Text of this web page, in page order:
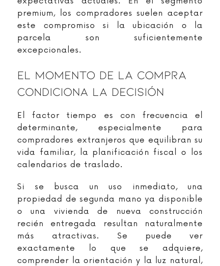
premium, los compradores suelen aceptar
este compromiso si la ubicación o la
parcela son suficientemente
excepcionales.
El Momento De La Compra
Condiciona La Decisión
El factor tiempo es con frecuencia el
determinante, especialmente para
compradores extranjeros que equilibran su
vida familiar, la planificación fiscal o los
calendarios de traslado.
Si se busca un uso inmediato, una
propiedad de segunda mano ya disponible
o una vivienda de nueva construcción
recién entregada resultan naturalmente
más atractivas. Se puede ver
exactamente lo que se adquiere,
comprender la orientación y la luz natural,